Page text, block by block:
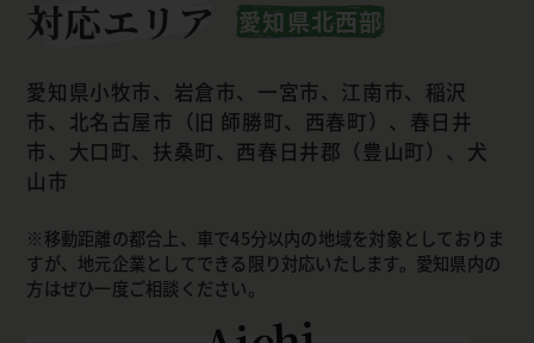
対応エリア 愛知県北西部
愛知県小牧市、岩倉市、一宮市、江南市、稲沢
市、北名古屋市（旧 師勝町、西春町）、春日井
市、大口町、扶桑町、西春日井郡（豊山町）、犬
山市
移動距離の都合上、車で45分以内の地域を対象としておりま
すが、地元企業としてできる限り対応いたします。愛知県内の
方はぜひ一度ご相談ください。